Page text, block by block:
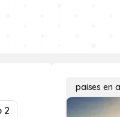
2
paises en